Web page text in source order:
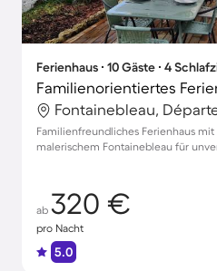
Ferienhaus ∙ 10 Gäste ∙ 4
Familienfreundliches Ferienhaus mit
malerischem Fontainebleau für
ab 320 €
pro Nacht
5.0